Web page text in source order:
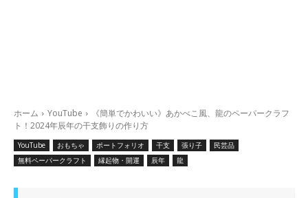
ホーム YouTube
《簡単でかわいい》あかべこ風、龍のペーパークラフ
ト！2024年辰年の干支飾りの作り方
YouTube おもちゃ ポートフォリオ 干支 張り子
民芸品
無料ペーパークラフト
縁起物・開運 辰年 龍